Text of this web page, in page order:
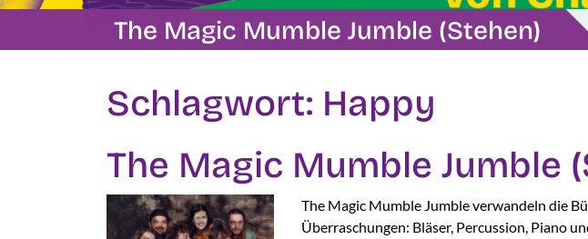
The Magic Mumble Jumble (Stehen)
Schlagwort: Happy
The Magic Mumble Jumble
The Magic Mumble Jumble verwandeln die
Überraschungen: Bläser, Percussion, Piano